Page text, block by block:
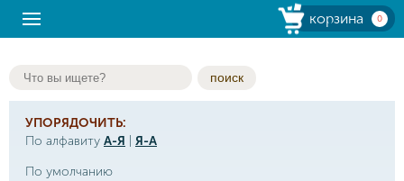
корзина 0
поиск
УПОРЯДОЧИТЬ:
По алфавиту А-Я
Я-А
По умолчанию